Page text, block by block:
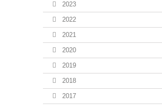
2023
2022
2021
2020
2019
2018
2017